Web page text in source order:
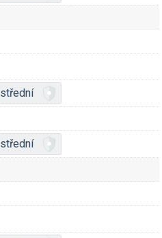
střední
střední